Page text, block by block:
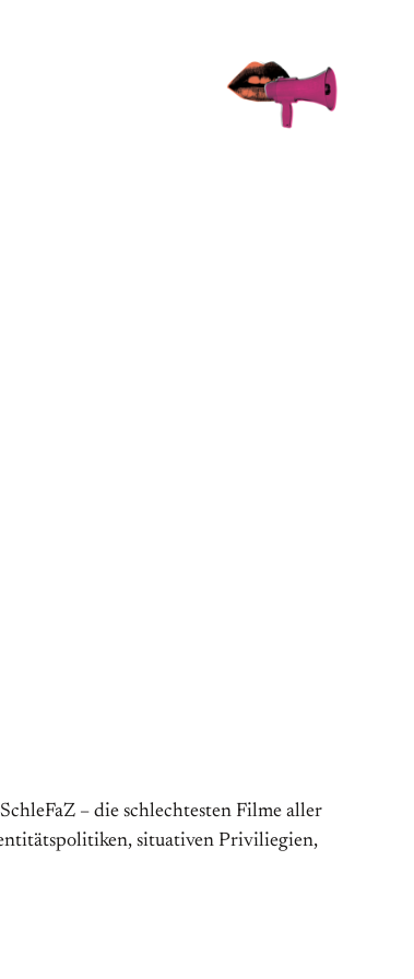
– die schlechtesten Filme aller
situativen Priviliegien,